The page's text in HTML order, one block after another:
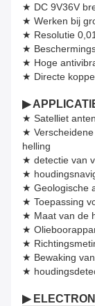
★ DC 9V36V
★ Werken bij
★ Resolutie
★
★ Hoge
★ Directe
▶
★ Satelliet
★
helling
★ detectie van
★
★ Geologische
★ Toepassing
★ Maat van de
★
★
★ Bewaking
★
▶